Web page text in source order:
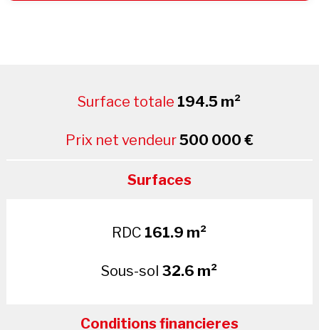
Surface totale 194.5 m²
Prix net vendeur500 000 €
Surfaces
RDC 161.9 m²
Sous-sol 32.6 m²
Conditions financieres